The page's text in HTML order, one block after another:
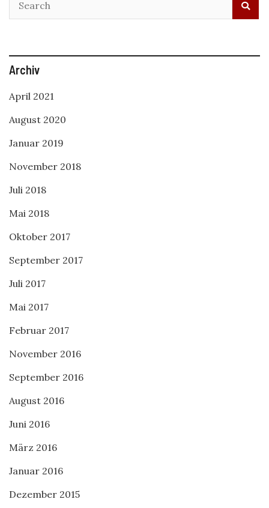
Archiv
April 2021
August 2020
Januar 2019
November 2018
Juli 2018
Mai 2018
Oktober 2017
September 2017
Juli 2017
Mai 2017
Februar 2017
November 2016
September 2016
August 2016
Juni 2016
März 2016
Januar 2016
Dezember 2015